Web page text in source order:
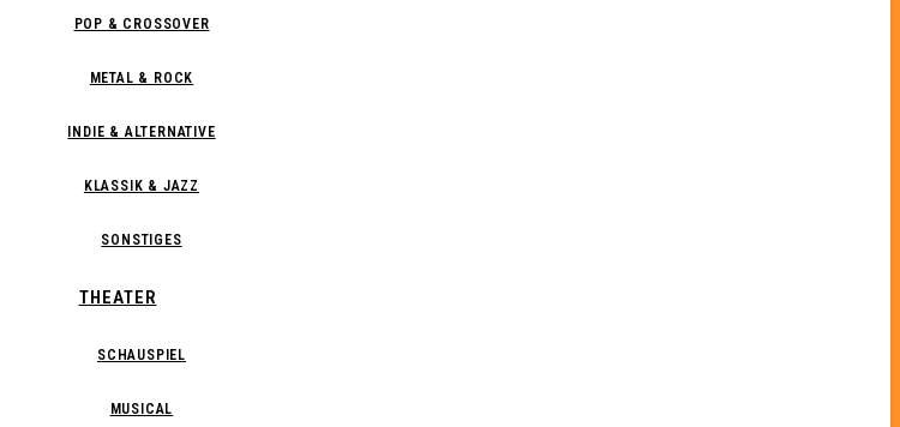
POP & CROSSOVER
METAL & ROCK
INDIE & ALTERNATIVE
KLASSIK & JAZZ
SONSTIGES
THEATER
SCHAUSPIEL
MUSICAL